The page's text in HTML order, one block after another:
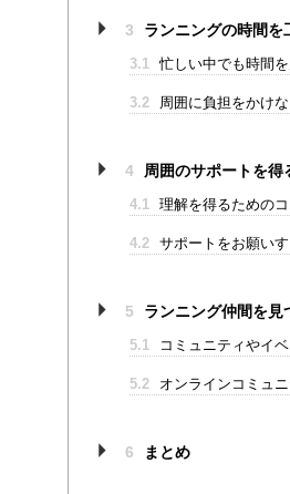
3 ランニングの時間を
3.1 忙しい中でも時間
3.2 周囲に負担をかけ
4 周囲のサポートを得
4.1 理解を得るための
4.2 サポートをお願い
5 ランニング仲間を見
5.1 コミュニティやイ
5.2 オンラインコミュ
6 まとめ